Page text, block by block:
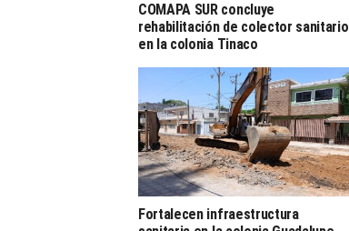
COMAPA SUR concluye
rehabilitación de colector sanitario
en la colonia Tinaco
Fortalecen infraestructura